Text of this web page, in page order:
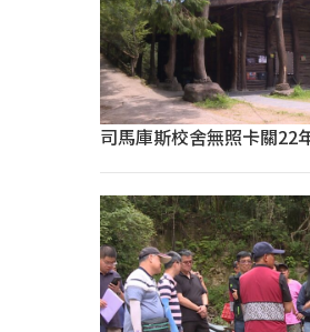
司馬庫斯校舍無照卡關22